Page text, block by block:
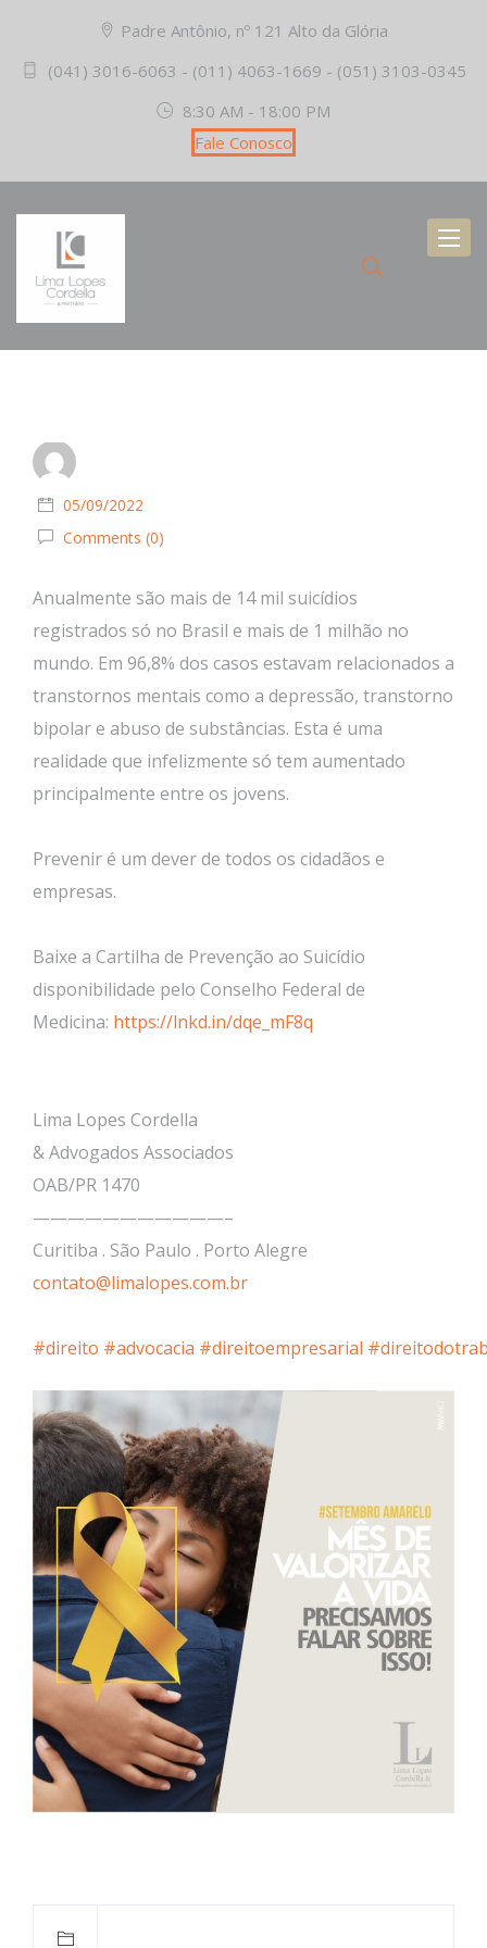
Padre Antônio, nº 121 Alto da Glória
(041) 3016-6063 - (011) 4063-1669 - (051) 3103-0345
8:30 AM - 18:00 PM
Fale Conosco
05/09/2022
Comments (0)
Anualmente são mais de 14 mil suicídios
registrados só no Brasil e mais de 1 milhão no
mundo. Em 96,8% dos casos estavam relacionados a
transtornos mentais como a depressão, transtorno
bipolar e abuso de substâncias. Esta é uma
realidade que infelizmente só tem aumentado
principalmente entre os jovens.
Prevenir é um dever de todos os cidadãos e
empresas.
Baixe a Cartilha de Prevenção ao Suicídio
disponibilidade pelo Conselho Federal de
Medicina: https://lnkd.in/dqe_mF8q
Lima Lopes Cordella
& Advogados Associados
OAB/PR 1470
———————————–
Curitiba . São Paulo . Porto Alegre
contato@limalopes.com.br
#direito #advocacia #direitoempresarial